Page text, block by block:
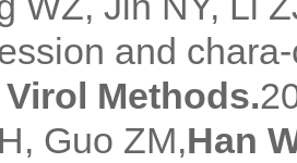
and
Methods.
Guo ZM,Han